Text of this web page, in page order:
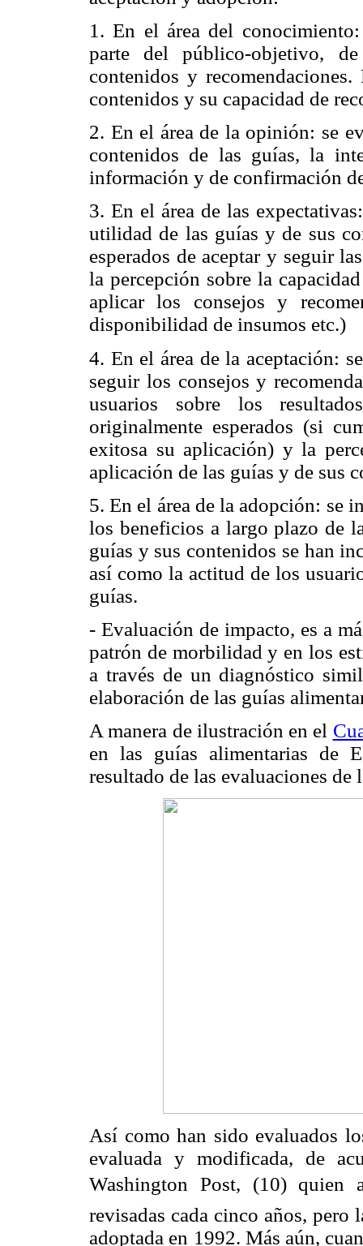
1. En el área del
parte del público-objetivo,
contenidos y
contenidos y su capacidad de
2. En el área de la opinión: se
contenidos de las guías, la
información y de confirmación
3. En el área de las
utilidad de las guías y de sus
esperados de aceptar y seguir
la percepción sobre la
aplicar los consejos y
disponibilidad de insumos etc.)
4. En el área de la aceptación:
seguir los consejos y
usuarios sobre los
originalmente esperados (si
exitosa su aplicación) y la
aplicación de las guías y de sus
5. En el área de la adopción: se
los beneficios a largo plazo de
guías y sus contenidos se han
así como la actitud de los
guías.
- Evaluación de impacto, es a
patrón de morbilidad y en los
a través de un diagnóstico
elaboración de las guías
A manera de ilustración en el
en las guías alimentarias de
resultado de las evaluaciones de
Así como han sido evaluados
evaluada y modificada, de
Washington Post, (10) quien
revisadas cada cinco años, pero
adoptada en 1992. Más aún,